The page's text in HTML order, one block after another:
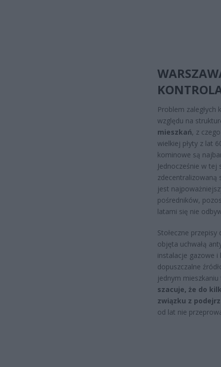
Problem
względu na
mieszkań, z
wielkiej płyty z lat
kominowe są
Jednocześnie w tej
zdecentralizowaną
jest
pośredników,
latami się nie
Stołeczne
objęta uchwałą
instalacje gazowe
dopuszczalne
jednym
szacuje, że do
związku z
od lat nie